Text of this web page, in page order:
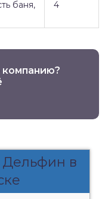
баня,
4
Дельфин в